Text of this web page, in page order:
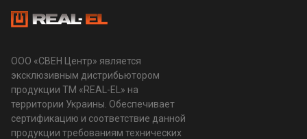
ООО «СВЕН Центр» является
эксклюзивным дистрибьютором
продукции ТМ «REAL-EL» на
территории Украины. Обеспечивает
сертификацию и соответствие данной
продукции требованиям технических